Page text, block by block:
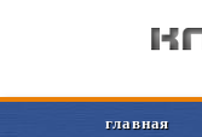
главная